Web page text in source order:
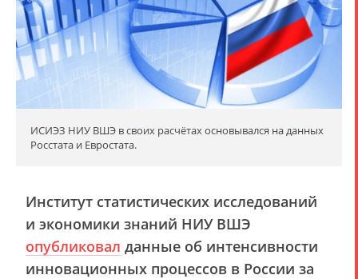
ИСИЭЗ НИУ ВШЭ в своих расчётах основывался на данных
Росстата и Евростата.
Институт статистических исследований
и экономики знаний НИУ ВШЭ
опубликовал данные об интенсивности
инновационных процессов в России за